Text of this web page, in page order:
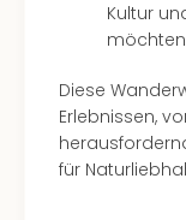
Kultur
Diese
Erlebnissen,
für